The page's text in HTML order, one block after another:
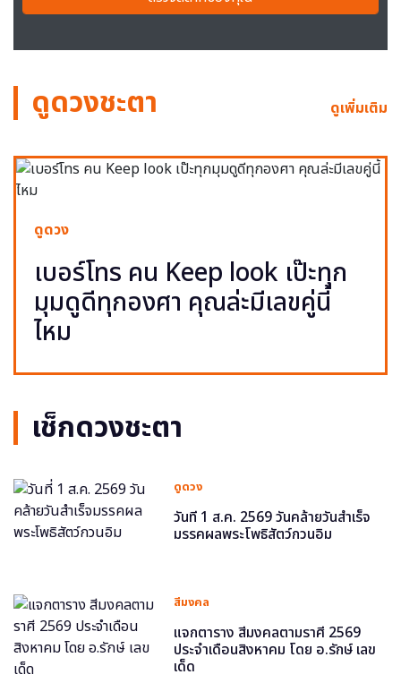
ดูดวงชะตา ดูเพิ่มเติม
ดูดวง
เบอร์โทร คน Keep look เป๊ะทุก
มุมดูดีทุกองศา คุณล่ะมีเลขคู่นี้
ไหม
เช็กดวงชะตา
ดูดวง
วันที่ 1 ส.ค. 2569 วันคล้ายวันสำเร็จ
มรรคผลพระโพธิสัตว์กวนอิม
สีมงคล
แจกตาราง สีมงคลตามราศี 2569
ประจำเดือนสิงหาคม โดย อ.รักษ์ เลข
เด็ด